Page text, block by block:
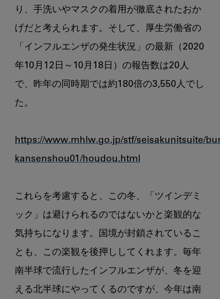
り、手洗いやマスクの着用が徹底されたおか
げだと考えられます。そして、厚生労働省の
「インフルエンザの発生状況」の最新（2020
年10月12日～10月18日）の報告数は20人
で、昨年の同時期では約180倍の3,550人でし
た。
https://www.mhlw.go.jp/stf/seisakunitsuite/
kansenshou01/houdou.html
これらを考慮すると、この冬、「ツインデミ
ック」は避けられるのではないかと楽観的な
気持ちになります。国境が封鎖されているこ
とも、この楽観を後押ししてくれます。毎年
南半球で流行したインフルエンザが、冬を迎
える北半球にやってくるのですが、今年は南